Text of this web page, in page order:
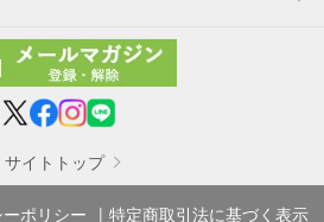
サイトトップ
ポリシー 特定商取引法に基づく表示